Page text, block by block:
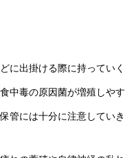
に出掛ける際に持ってい
中毒の原因菌が増殖しや
管には十分に注意してい